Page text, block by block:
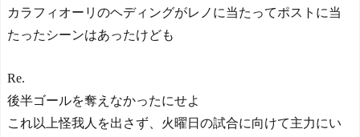
カラフィオーリのヘディングがレノに当たってポストに当
たったシーンはあったけども
Re.
後半ゴールを奪えなかったにせよ
これ以上怪我人を出さず、火曜日の試合に向けて主力にい